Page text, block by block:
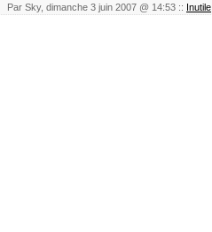
Par Sky, dimanche 3 juin 2007 @ 14:53 :: Inutile